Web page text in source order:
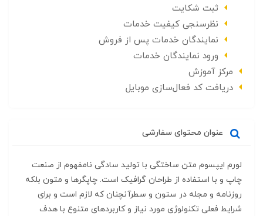
ثبت شکایت
نظرسنجی کیفیت خدمات
نمایندگان خدمات پس از فروش
ورود نمایندگان خدمات
مرکز آموزش
دریافت کد فعال‌سازی موبایل
عنوان محتوای سفارشی
لورم ایپسوم متن ساختگی با تولید سادگی نامفهوم از صنعت
چاپ و با استفاده از طراحان گرافیک است. چاپگرها و متون بلکه
روزنامه و مجله در ستون و سطرآنچنان که لازم است و برای
شرایط فعلی تکنولوژی مورد نیاز و کاربردهای متنوع با هدف